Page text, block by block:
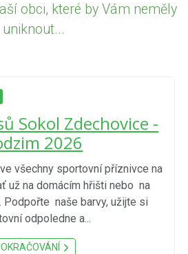
obci, které by Vám neměly
uniknout...
Sokol Zdechovice -
2026
všechny sportovní příznivce na
už na domácím hřišti nebo na
Podpořte naše barvy, užijte si
odpoledne a...